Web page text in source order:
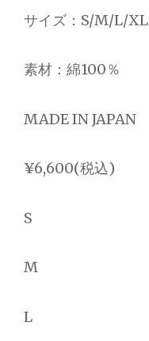
サイズ：S/M/L/XL
素材：綿100％
MADE IN JAPAN
¥6,600(税込)
S
M
L